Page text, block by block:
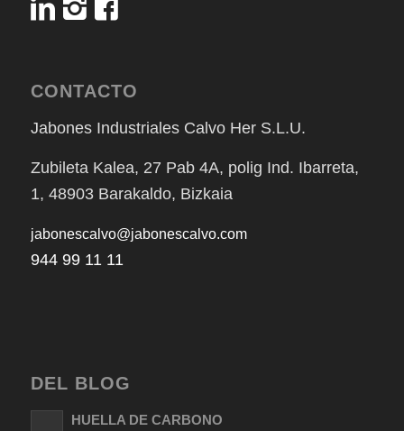
CONTACTO
Jabones Industriales Calvo Her S.L.U.
Zubileta Kalea, 27 Pab 4A, polig Ind. Ibarreta,
1, 48903 Barakaldo, Bizkaia
jabonescalvo@jabonescalvo.com
944 99 11 11
DEL BLOG
HUELLA DE CARBONO